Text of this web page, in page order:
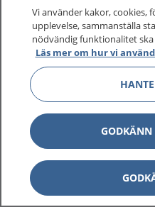
Logga in för att läsa din
vårdärenden. Ring
sjukvårdsrådgivning
1177 ger dig råd när du
1177 på flera språk
Om 1177
Vi använder kakor, cookies,
upplevelse, sammanställa
nödvändig funktionalitet
Läs mer om hur vi